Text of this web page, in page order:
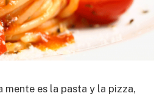
mente es la pasta y la pizza,